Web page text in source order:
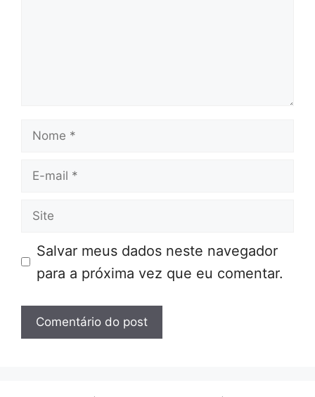
Nome
E-
Site
Salvar meus dados neste navegador
para a próxima vez que eu comentar.